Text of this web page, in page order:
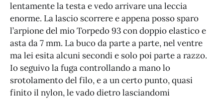
lentamente la testa e vedo arrivare una leccia
enorme. La lascio scorrere e appena posso sparo
l’arpione del mio Torpedo 93 con doppio elastico e
asta da 7 mm. La buco da parte a parte, nel ventre
ma lei esita alcuni secondi e solo poi parte a razzo.
Io seguivo la fuga controllando a mano lo
srotolamento del filo, e a un certo punto, quasi
finito il nylon, le vado dietro lasciandomi